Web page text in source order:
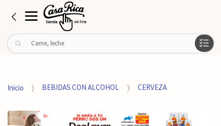
B
u
r
o
r
Inicio BEBIDAS CON ALCOHOL CERVEZA